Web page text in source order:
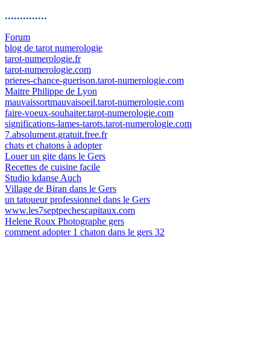
..............
Forum
blog de tarot numerologie
tarot-numerologie.fr
tarot-numerologie.com
prieres-chance-guerison.tarot-numerologie.com
Maitre Philippe de Lyon
mauvaissortmauvaisoeil.tarot-numerologie.com
faire-voeux-souhaiter.tarot-numerologie.com
significations-lames-tarots.tarot-numerologie.com
7.absolument.gratuit.free.fr
chats et chatons à adopter
Louer un gite dans le Gers
Recettes de cuisine facile
Studio kdanse Auch
Village de Biran dans le Gers
un tatoueur professionnel dans le Gers
www.les7septpechescapitaux.com
Helene Roux Photographe gers
comment adopter 1 chaton dans le gers 32